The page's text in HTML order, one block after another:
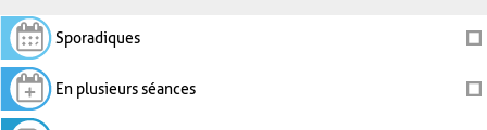
Sporadiques
En plusieurs séances